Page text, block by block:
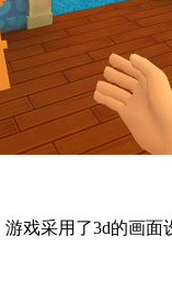
戏采用了3d的画